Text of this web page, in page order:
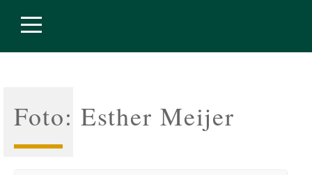
Foto: Esther Meijer